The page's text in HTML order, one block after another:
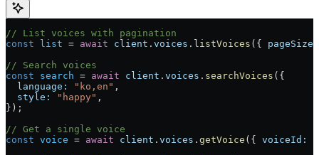
// List voices with pagination
const list = await client . voices . listVoices ({ pageSize:
// Search voices
const search = await client . voices . searchVoices ({
  language:
"ko,en" ,
  style:
"happy" ,
});
// Get a single voice
const voice = await client . voices . getVoice ({ voiceId: